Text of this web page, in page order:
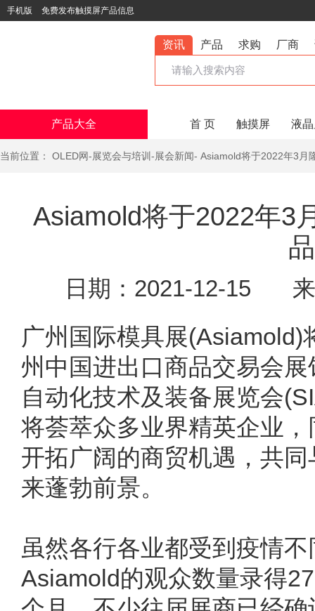
手机版 免费发布触摸屏产品信息
资讯 产品 求购 厂商
产品大全 首 页 触摸屏 液
当前位置： OLED网-展览会与培训 -展会新闻- Asiamold将于2022年3月
Asiamold将于2022年3
日期：2021-12-15
广州国际模具展
州中国进出口商品交易会
自动化技术及装备展览会
将荟萃众多业界精英企业
开拓广阔的商贸机遇，共
来蓬勃前景。
虽然各行各业都受到疫情
Asiamold的观众数量录得